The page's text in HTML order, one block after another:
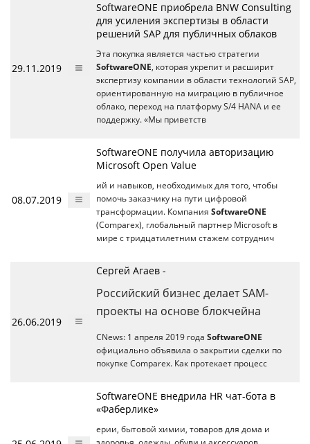
29.11.2019
SoftwareONE приобрела BNW Consulting
для усиления экспертизы в области
решений SAP для публичных облаков
Эта покупка является частью стратегии
SoftwareONE, которая укрепит и расширит
экспертизу компании в области технологий SAP,
ориентированную на миграцию в публичное
облако, переход на платформу S/4 HANA и ее
поддержку. «Мы приветств
08.07.2019
SoftwareONE получила авторизацию
Microsoft Open Value
ий и навыков, необходимых для того, чтобы
помочь заказчику на пути цифровой
трансформации. Компания SoftwareONE
(Comparex), глобальный партнер Microsoft в
мире с тридцатилетним стажем сотруднич
26.06.2019
Сергей Агаев -
Российский бизнес делает SAM-
проекты на основе блокчейна
CNews: 1 апреля 2019 года SoftwareONE
официально объявила о закрытии сделки по
покупке Comparex. Как протекает процесс
SoftwareONE внедрила HR чат-бота в
«Фаберлике»
ерии, бытовой химии, товаров для дома и